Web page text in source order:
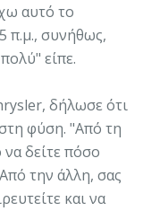
αυτό το
π.μ., συνήθως,
είπε.
δήλωσε ότι
φύση. "Από τη
να δείτε πόσο
την άλλη, σας
και να